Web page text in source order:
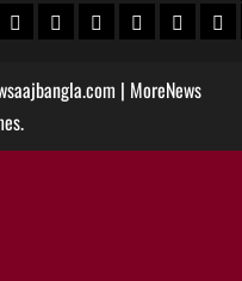
নিউজ
আলিপুরদুয়ার খবর
জলপাইগুড়ি খবর
শিলিগুড়ি খবর
উত্তরদক্ষিণ
| MoreNews